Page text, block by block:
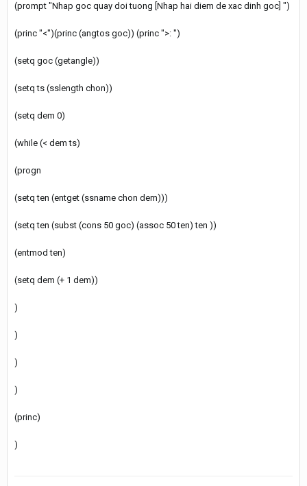
(prompt "Nhap goc quay doi tuong [Nhap hai diem de xac dinh goc] ")
(princ "<")(princ (angtos goc)) (princ ">: ")
(setq goc (getangle))
(setq ts (sslength chon))
(setq dem 0)
(while (< dem ts)
(progn
(setq ten (entget (ssname chon dem)))
(setq ten (subst (cons 50 goc) (assoc 50 ten) ten ))
(entmod ten)
(setq dem (+ 1 dem))
)
)
)
)
(princ)
)